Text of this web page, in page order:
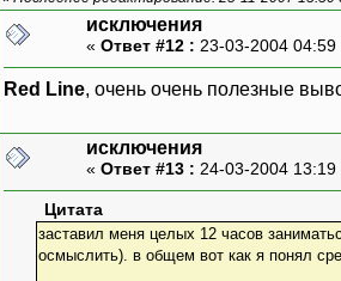
int _tmain(int argc,
B objB;//вызов
//меняем
objB.y = 1;
objB.z = 1;//это
A objA = objB; //
//В данном
return 0;
исключения
« Ответ #12 : 23-03-2004
Red Line, очень очень полезные
исключения
« Ответ #13 : 24-03-2004
Цитата
заставил меня целых 12 часов
осмыслить). в общем вот как я понял